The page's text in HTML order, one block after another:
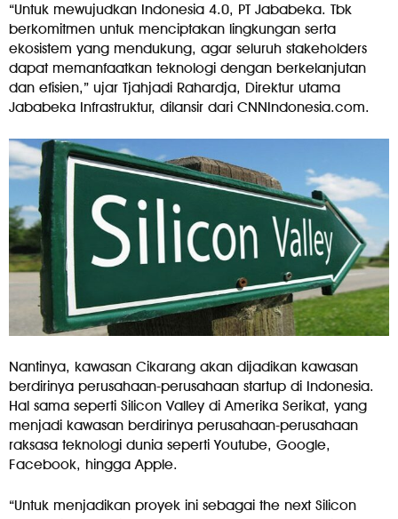
“Untuk mewujudkan Indonesia 4.0, PT Jababeka. Tbk
berkomitmen untuk menciptakan lingkungan serta
ekosistem yang mendukung, agar seluruh stakeholders
dapat memanfaatkan teknologi dengan berkelanjutan
dan efisien,” ujar Tjahjadi Rahardja, Direktur utama
Jababeka Infrastruktur, dilansir dari CNNIndonesia.com.
Nantinya, kawasan Cikarang akan dijadikan kawasan
berdirinya perusahaan-perusahaan startup di Indonesia.
Hal sama seperti Silicon Valley di Amerika Serikat, yang
menjadi kawasan berdirinya perusahaan-perusahaan
raksasa teknologi dunia seperti Youtube, Google,
Facebook, hingga Apple.
“Untuk menjadikan proyek ini sebagai the next Silicon